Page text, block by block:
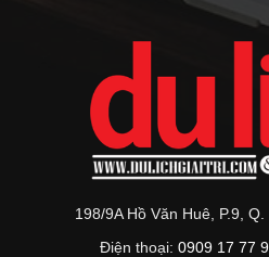
198/9A Hồ Văn Huê, P.9,
Điện thoại: 0909 17 77